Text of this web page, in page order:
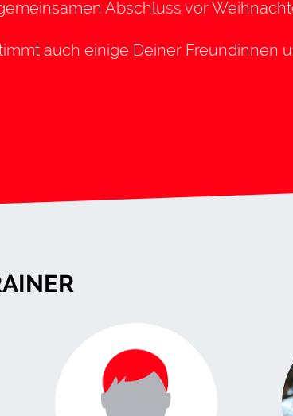
Abschluss vor
auch einige Deiner Freundinnen